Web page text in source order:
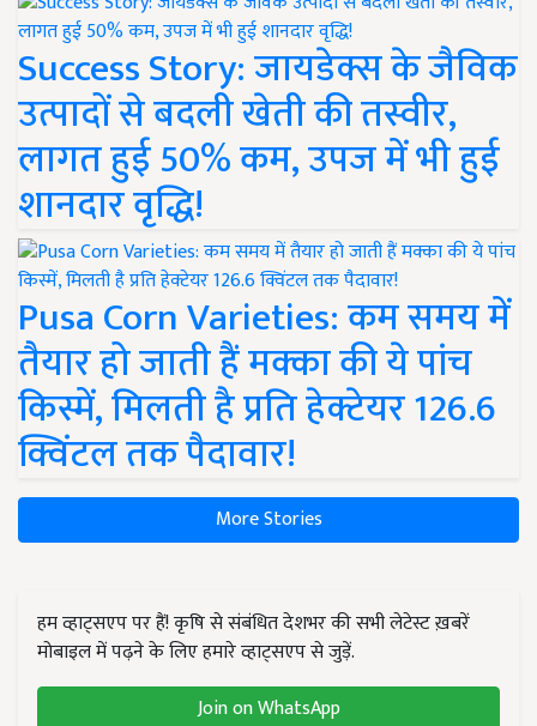
Success Story: जायडेक्स के जैविक
उत्पादों से बदली खेती की तस्वीर,
लागत हुई 50% कम, उपज में भी हुई
शानदार वृद्धि!
Pusa Corn Varieties: कम समय में
तैयार हो जाती हैं मक्का की ये पांच
किस्में, मिलती है प्रति हेक्टेयर 126.6
क्विंटल तक पैदावार!
More Stories
हम व्हाट्सएप पर हैं! कृषि से संबंधित देशभर की सभी लेटेस्ट ख़बरें
मोबाइल में पढ़ने के लिए हमारे व्हाट्सएप से जुड़ें.
Join on WhatsApp